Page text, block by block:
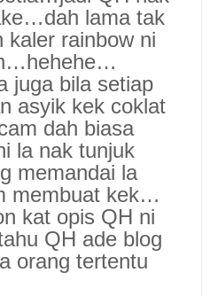
lama tak
kaler rainbow ni
juga bila setiap
asyik kek coklat
dah biasa
la nak tunjuk
memandai la
membuat kek…
kat opis QH ni
QH ade blog
orang tertentu